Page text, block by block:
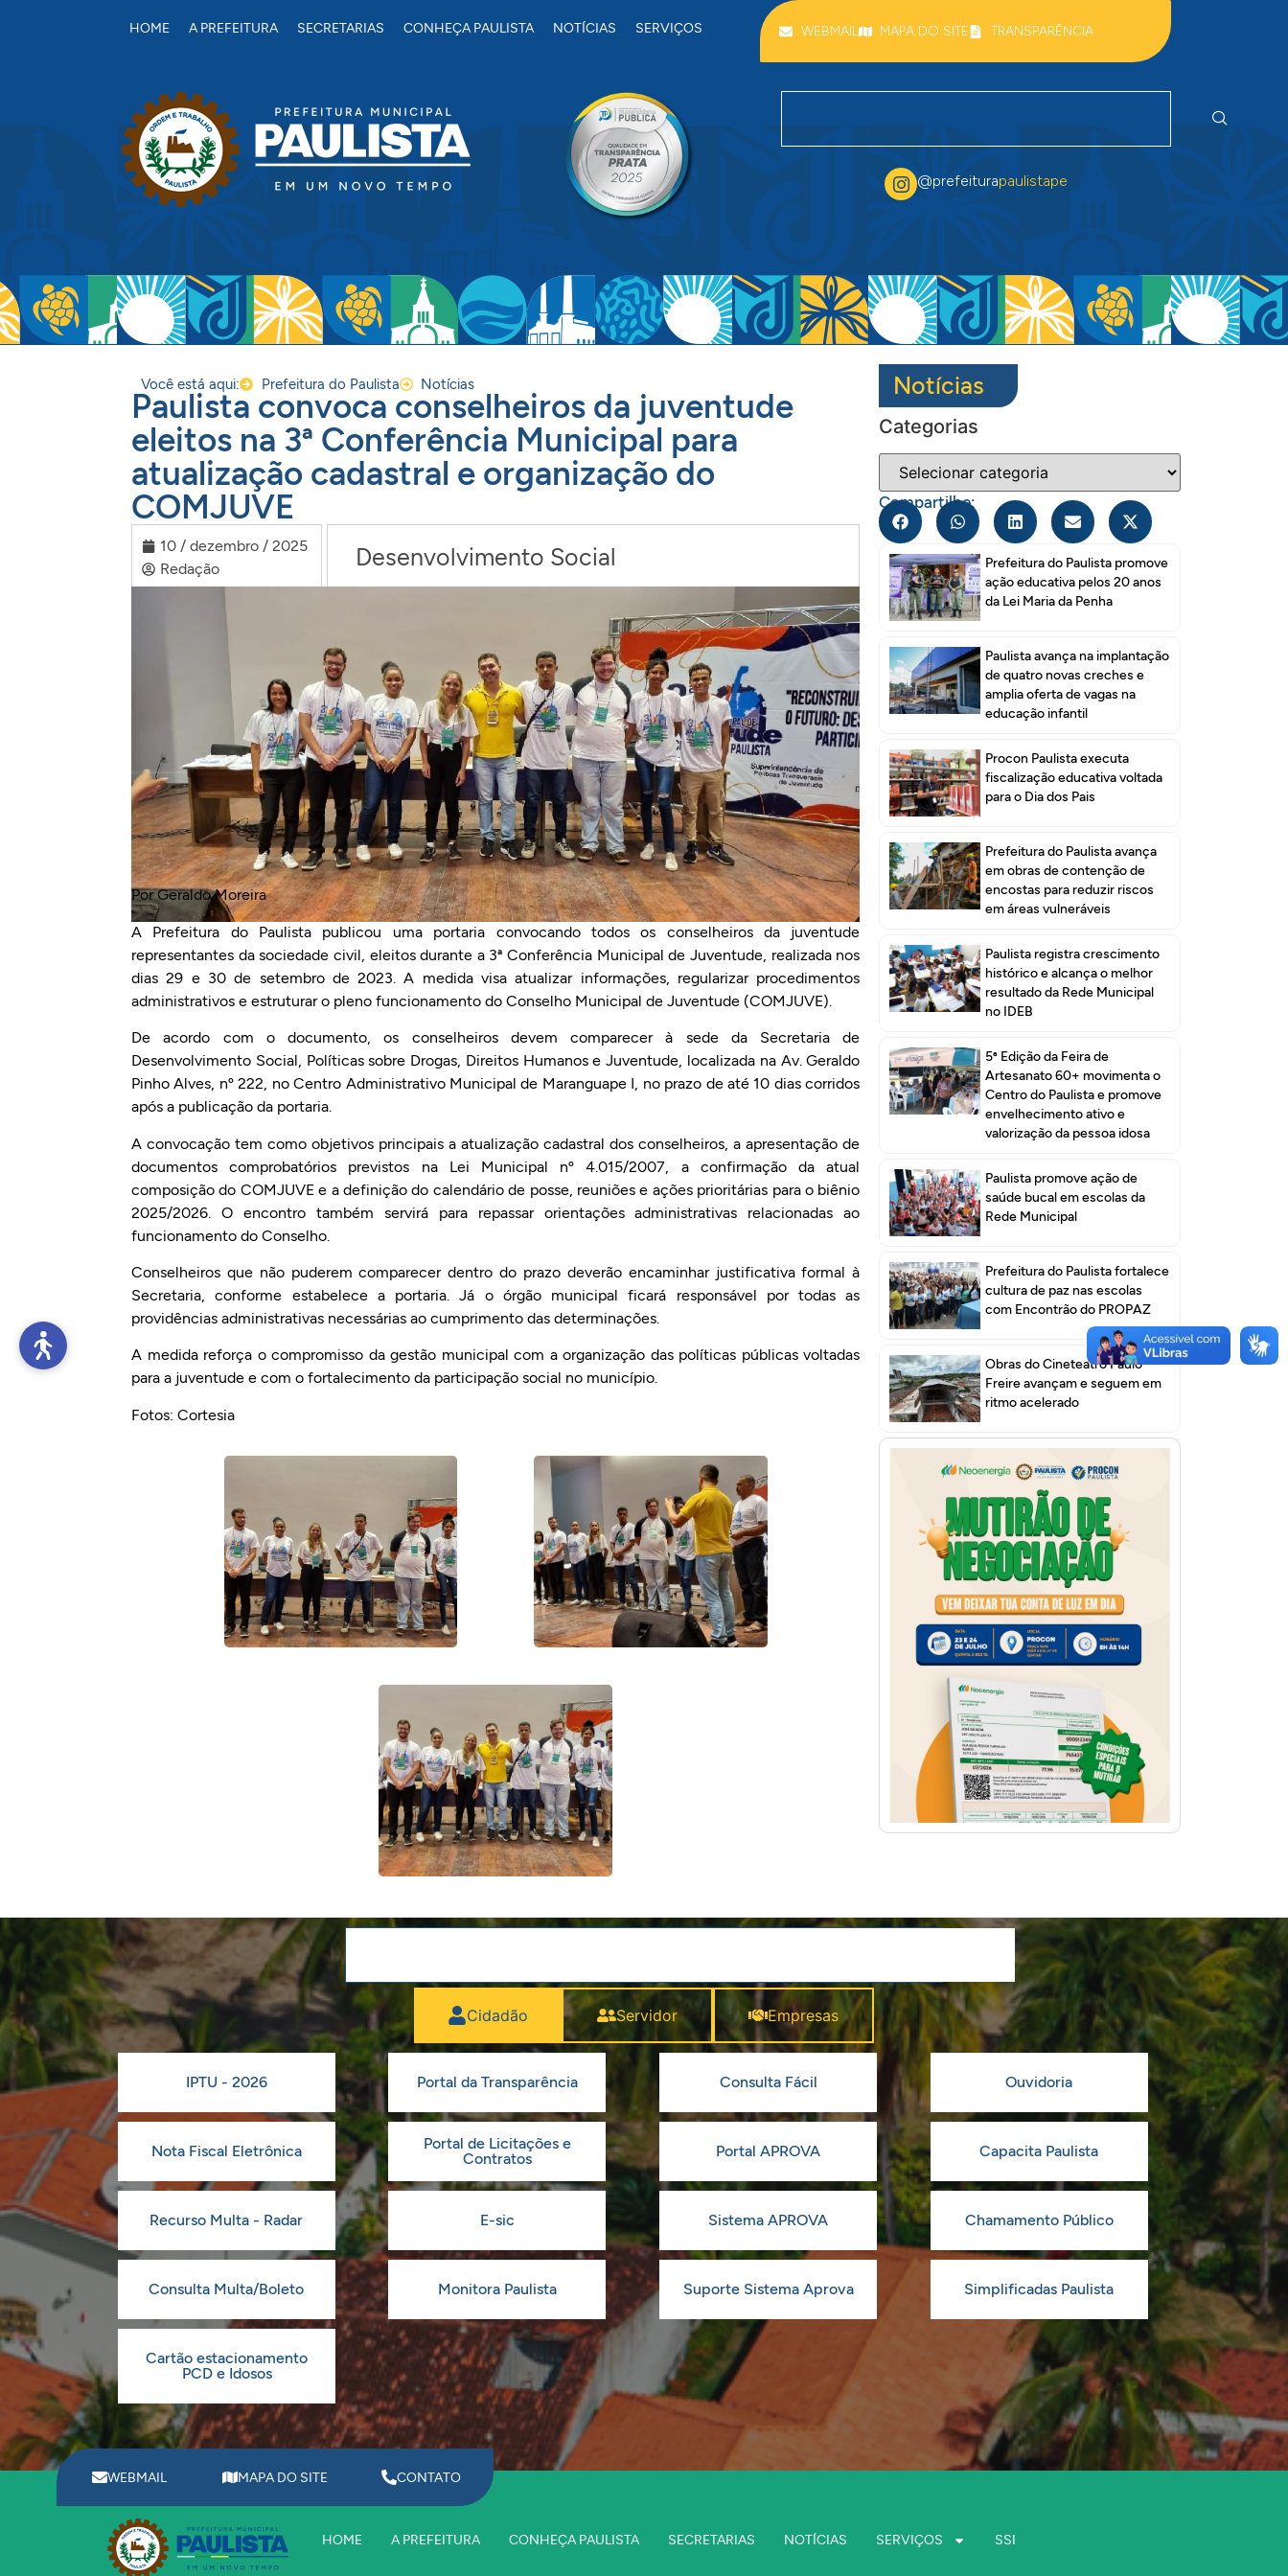
HOME A PREFEITURA SECRETARIAS CONHEÇA PAULISTA NOTÍCIAS SERVIÇOS WEBMAIL MAPA DO SITE TRANSPARÊNCIA
@prefeiturapaulistape
Você está aqui: Prefeitura do Paulista Notícias
Paulista convoca conselheiros da juventude
eleitos na 3ª Conferência Municipal para
atualização cadastral e organização do
COMJUVE
10 / dezembro / 2025
Redação
Desenvolvimento Social
Por Geraldo Moreira
A Prefeitura do Paulista publicou uma portaria convocando todos os conselheiros da juventude
representantes da sociedade civil, eleitos durante a 3ª Conferência Municipal de Juventude, realizada nos
dias 29 e 30 de setembro de 2023. A medida visa atualizar informações, regularizar procedimentos
administrativos e estruturar o pleno funcionamento do Conselho Municipal de Juventude (COMJUVE).
De acordo com o documento, os conselheiros devem comparecer à sede da Secretaria de
Desenvolvimento Social, Políticas sobre Drogas, Direitos Humanos e Juventude, localizada na Av. Geraldo
Pinho Alves, nº 222, no Centro Administrativo Municipal de Maranguape I, no prazo de até 10 dias corridos
após a publicação da portaria.
A convocação tem como objetivos principais a atualização cadastral dos conselheiros, a apresentação de
documentos comprobatórios previstos na Lei Municipal nº 4.015/2007, a confirmação da atual
composição do COMJUVE e a definição do calendário de posse, reuniões e ações prioritárias para o biênio
2025/2026. O encontro também servirá para repassar orientações administrativas relacionadas ao
funcionamento do Conselho.
Conselheiros que não puderem comparecer dentro do prazo deverão encaminhar justificativa formal à
Secretaria, conforme estabelece a portaria. Já o órgão municipal ficará responsável por todas as
providências administrativas necessárias ao cumprimento das determinações.
A medida reforça o compromisso da gestão municipal com a organização das políticas públicas voltadas
para a juventude e com o fortalecimento da participação social no município.
Fotos: Cortesia
Notícias
Categorias
Compartilhe:
Prefeitura do Paulista promove
ação educativa pelos 20 anos
da Lei Maria da Penha
Paulista avança na implantação
de quatro novas creches e
amplia oferta de vagas na
educação infantil
Procon Paulista executa
fiscalização educativa voltada
para o Dia dos Pais
Prefeitura do Paulista avança
em obras de contenção de
encostas para reduzir riscos
em áreas vulneráveis
Paulista registra crescimento
histórico e alcança o melhor
resultado da Rede Municipal
no IDEB
5ª Edição da Feira de
Artesanato 60+ movimenta o
Centro do Paulista e promove
envelhecimento ativo e
valorização da pessoa idosa
Paulista promove ação de
saúde bucal em escolas da
Rede Municipal
Prefeitura do Paulista fortalece
cultura de paz nas escolas
com Encontrão do PROPAZ
Obras do Cineteatro Paulo
Freire avançam e seguem em
ritmo acelerado
Cidadão Servidor Empresas
IPTU - 2026 Portal da Transparência Consulta Fácil Ouvidoria
Nota Fiscal Eletrônica
Portal de Licitações e
Contratos
Portal APROVA Capacita Paulista
Recurso Multa - Radar E-sic Sistema APROVA Chamamento Público
Consulta Multa/Boleto Monitora Paulista Suporte Sistema Aprova Simplificadas Paulista
Cartão estacionamento
PCD e Idosos
WEBMAIL MAPA DO SITE CONTATO
HOME A PREFEITURA CONHEÇA PAULISTA SECRETARIAS NOTÍCIAS SERVIÇOS SSI